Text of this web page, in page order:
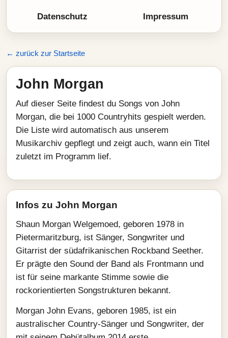
Datenschutz Impressum
← zurück zur Startseite
John Morgan
Auf dieser Seite findest du Songs von John
Morgan, die bei 1000 Countryhits gespielt werden.
Die Liste wird automatisch aus unserem
Musikarchiv gepflegt und zeigt auch, wann ein Titel
zuletzt im Programm lief.
Infos zu John Morgan
Shaun Morgan Welgemoed, geboren 1978 in
Pietermaritzburg, ist Sänger, Songwriter und
Gitarrist der südafrikanischen Rockband Seether.
Er prägte den Sound der Band als Frontmann und
ist für seine markante Stimme sowie die
rockorientierten Songstrukturen bekannt.
Morgan John Evans, geboren 1985, ist ein
australischer Country-Sänger und Songwriter, der